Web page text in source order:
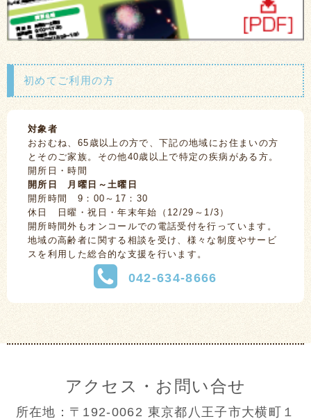
初めてご利用の方
対象者
おおむね、65歳以上の方で、下記の地域にお住まいの方
とそのご家族。その他40歳以上で特定の疾病がある方。
開所日・時間
開所日 月曜日～土曜日
開所時間 9：00～17：30
休日 日曜・祝日・年末年始（12/29～1/3）
開所時間外もオンコールでの電話受付を行っています。
地域の高齢者に関する相談を受け、様々な制度やサービ
スを利用した総合的な支援を行います。
042-634-8666
アクセス・お問い合せ
所在地：〒192-0062 東京都八王子市大横町１